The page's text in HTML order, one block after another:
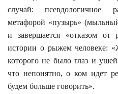
случай: псевдологичное
метафорой «пузырь»
и завершается «отказом от
истории о рыжем человеке:
которого не было глаз и
что непонятно, о ком идет
будем больше говорить».